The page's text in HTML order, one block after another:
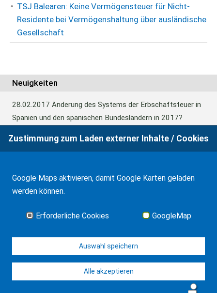
TSJ Balearen: Keine Vermögensteuer für Nicht-
Residente bei Vermögenshaltung über ausländische
Gesellschaft
Neuigkeiten
28.02.2017 Änderung des Systems der Erbschaftsteuer in
Spanien und den spanischen Bundesländern in 2017?
24.06.2016Europäisches Güterrecht verabschiedet
01.01.2016
Erbschaftsteuer und Schenkungssteuer der
© WF Synold & Associates 2026
Zustimmung zum Laden externer Inhalte / Cookies
Google Maps aktivieren, damit Google Karten geladen
werden können.
Erforderliche Cookies GoogleMap
Auswahl speichern
Alle akzeptieren